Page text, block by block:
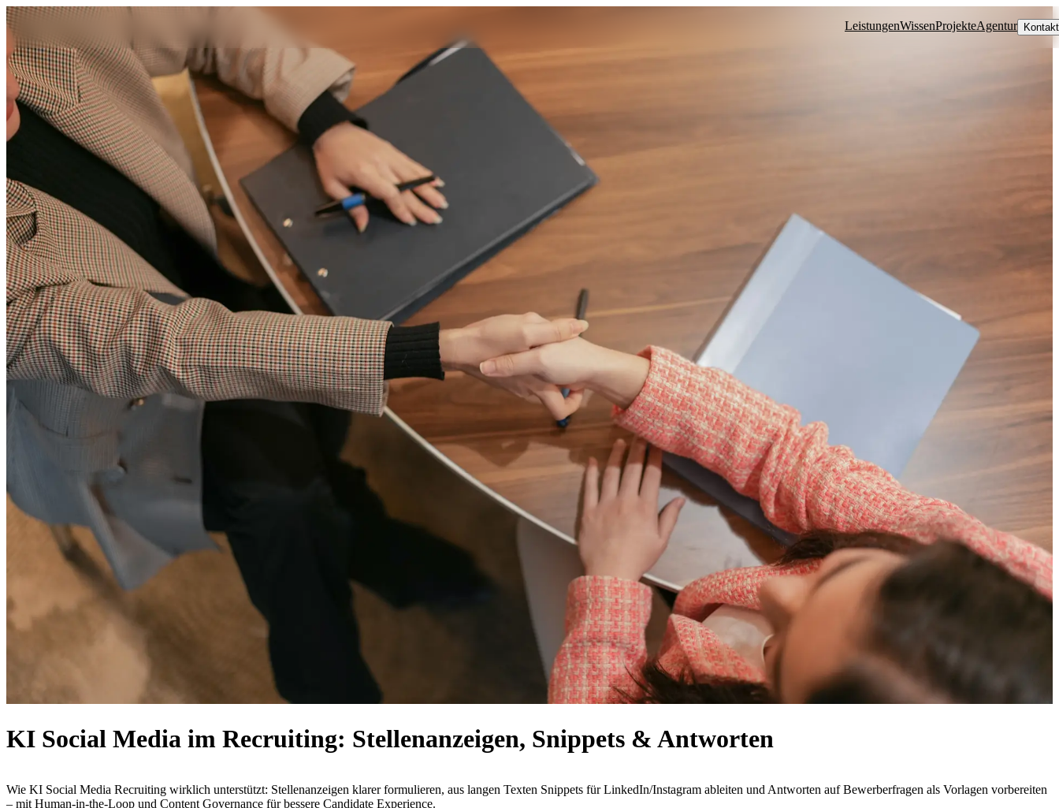
LeistungenWissenProjekteAgentur Kontakt
KI Social Media im Recruiting: Stellenanzeigen, Snippets & Antworten
Wie KI Social Media Recruiting wirklich unterstützt: Stellenanzeigen klarer formulieren, aus langen Texten Snippets für LinkedIn/Instagram ableiten und Antworten auf Bewerberfragen als Vorlagen vorbereiten
– mit Human-in-the-Loop und Content Governance für bessere Candidate Experience.